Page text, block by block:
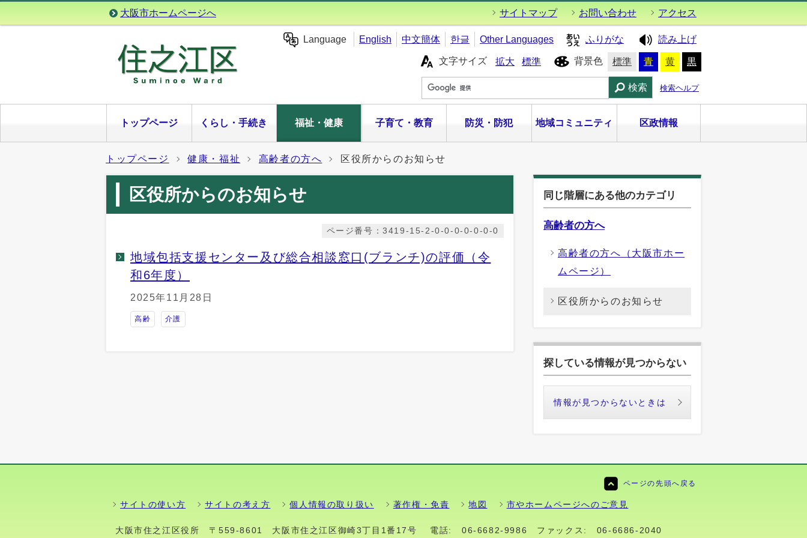
大阪市ホームページへ サイトマップ お問い合わせ アクセス
Language English 中文簡体 한글 Other Languages ふりがな 読み上げ
文字サイズ 拡大 標準 背景色 標準 青 黄 黒
検索 検索ヘルプ
トップページ くらし・手続き 福祉・健康 子育て・教育 防災・防犯 地域コミュニティ 区政情報
トップページ 健康・福祉 高齢者の方へ 区役所からのお知らせ
区役所からのお知らせ
ページ番号：3419-15-2-0-0-0-0-0-0-0
地域包括支援センター及び総合相談窓口(ブランチ)の評価（令
和6年度）
2025年11月28日
高齢 介護
同じ階層にある他のカテゴリ
高齢者の方へ
高齢者の方へ（大阪市ホー
ムページ）
区役所からのお知らせ
探している情報が見つからない
情報が見つからないときは
ページの先頭へ戻る
サイトの使い方 サイトの考え方 個人情報の取り扱い 著作権・免責 地図 市やホームページへのご意見
大阪市住之江区役所 〒559-8601 大阪市住之江区御崎3丁目1番17号 電話: 06-6682-9986 ファックス: 06-6686-2040